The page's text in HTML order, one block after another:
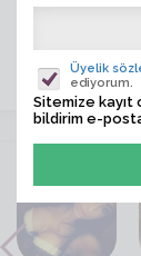
Üyelik
ediyorum.
Sitemize kayıt
bildirim e-